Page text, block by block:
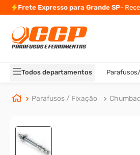
Frete Expresso para Grande SP-
Todos departamentos
Parafusos / Fixação
TERMOS MAIS BUSCADOS
2º
carrinho titanium
3º
porca
º
arruela
cupilha